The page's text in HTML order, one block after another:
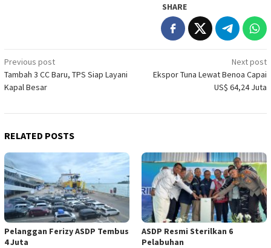
SHARE
Post
navigation
Previous post
Tambah 3 CC Baru, TPS Siap Layani
Kapal Besar
Next post
Ekspor Tuna Lewat Benoa Capai
US$ 64,24 Juta
RELATED POSTS
Pelanggan Ferizy ASDP Tembus
4 Juta
ASDP Resmi Sterilkan 6
Pelabuhan